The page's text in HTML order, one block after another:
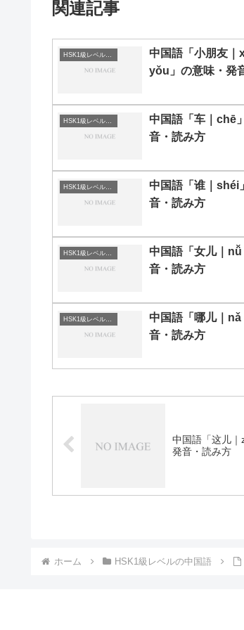
関連記事
中国語「小朋友
yǒu」の意味・発
中国語「车｜chē
音・読み方
中国語「谁｜shéi
音・読み方
中国語「女儿｜
音・読み方
中国語「哪儿｜
音・読み方
中国語「这儿｜
発音・読み方
ホーム HSK1級レベルの中国語